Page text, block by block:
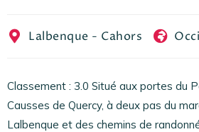
Lalbenque - Cahors
Classement : 3.0 Situé aux portes du
Causses de Quercy, à deux pas du
Lalbenque et des chemins de